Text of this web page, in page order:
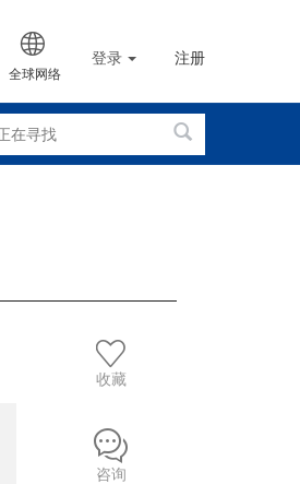
全球网络
登录 注册
收藏
咨询